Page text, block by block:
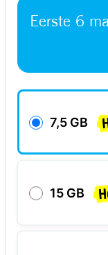
Eerste 6
7,5 GB
15 GB